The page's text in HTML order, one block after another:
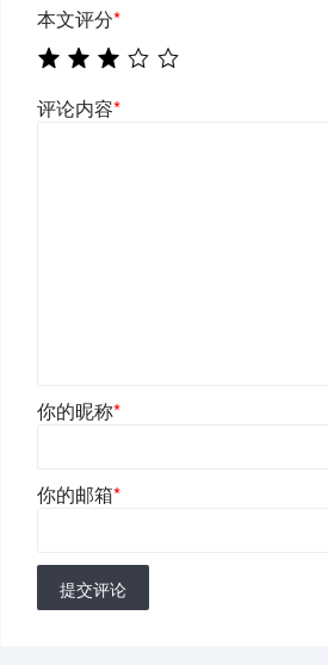
本文评分*
评论内容*
你的昵称*
你的邮箱*
提交评论